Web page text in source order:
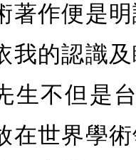
著作便是
我的認識
生不但是
在世界學